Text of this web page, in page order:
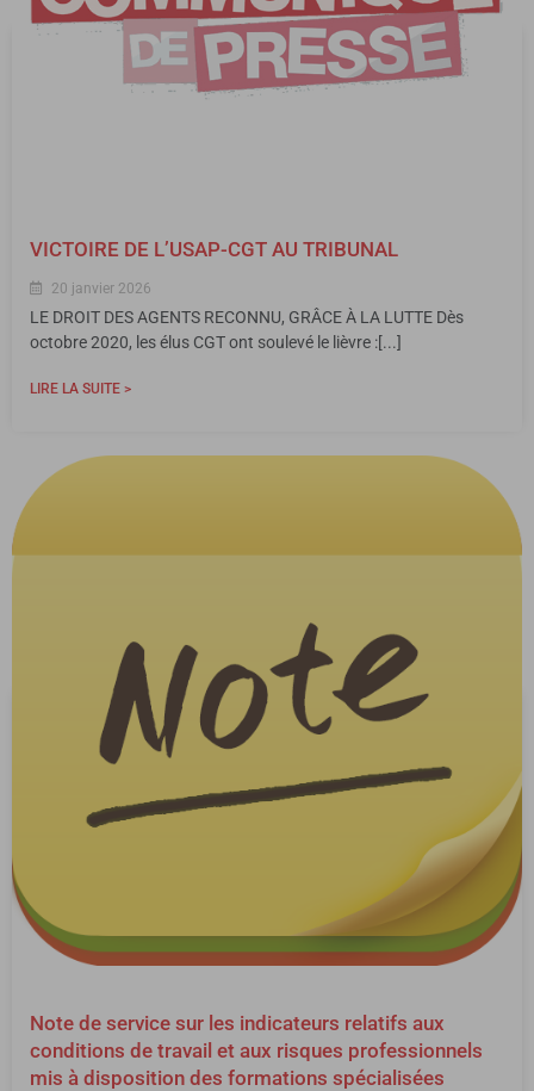
VICTOIRE DE L’USAP-CGT AU TRIBUNAL
20 janvier 2026
LE DROIT DES AGENTS RECONNU, GRÂCE À LA LUTTE Dès
octobre 2020, les élus CGT ont soulevé le lièvre :[...]
LIRE LA SUITE >
Note de service sur les indicateurs relatifs aux
conditions de travail et aux risques professionnels
mis à disposition des formations spécialisées